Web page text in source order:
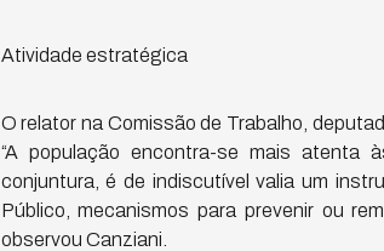
Atividade estratégica
O relator na Comissão de Trabalho,
“A população encontra-se mais atenta
conjuntura, é de indiscutível valia um
Público, mecanismos para prevenir ou
observou Canziani.